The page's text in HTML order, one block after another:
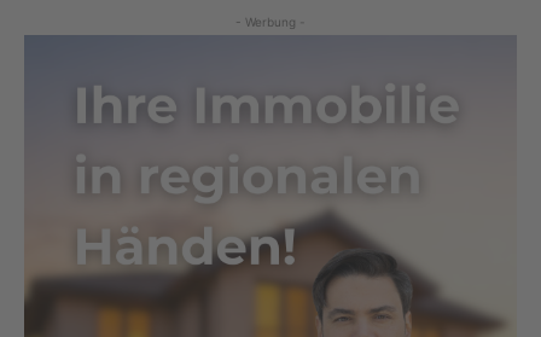
- Werbung -